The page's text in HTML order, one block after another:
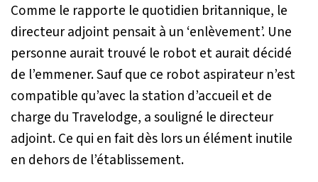
Comme le rapporte le quotidien britannique, le
directeur adjoint pensait à un ‘enlèvement’. Une
personne aurait trouvé le robot et aurait décidé
de l’emmener. Sauf que ce robot aspirateur n’est
compatible qu’avec la station d’accueil et de
charge du Travelodge, a souligné le directeur
adjoint. Ce qui en fait dès lors un élément inutile
en dehors de l’établissement.